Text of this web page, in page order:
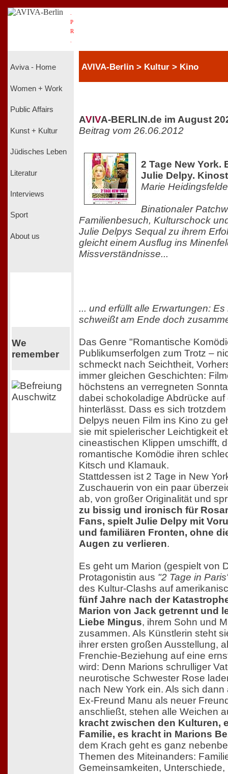
P
R
Aviva - Home
Women + Work
Public Affairs
Kunst + Kultur
Jüdisches Leben
Literatur
Interviews
Sport
About us
We
remember
AVIVA-Berlin > Kultur > Kino
AVIVA-BERLIN.de im August
Beitrag vom 26.06.2012
2 Tage New York.
Julie Delpy.
Marie
Binationaler
Familienbesuch, Kulturschock
Julie Delpys Sequal zu ihrem
gleicht einem Ausflug ins
Missverständnisse...
... und erfüllt alle Erwartungen:
schweißt am Ende doch
Das Genre "Romantische
Publikumserfolgen zum Trotz –
schmeckt nach Seichtheit,
immer gleichen Geschichten:
höchstens an verregneten
dabei schokoladige Abdrücke auf
hinterlässt. Dass es sich
Delpys neuen Film ins Kino zu
sie mit spielerischer Leichtigkeit
cineastischen Klippen umschifft,
romantische Komödie ihren
Kitsch und Klamauk.
Stattdessen ist 2 Tage in New
Zuschauerin von ein paar
ab, von großer Originalität und
zu bissig und ironisch für
Fans, spielt Julie Delpy mit
und familiären Fronten, ohne
Augen zu verlieren.
Es geht um Marion (gespielt von
Protagonistin aus "2 Tage in
des Kultur-Clashs auf
fünf Jahre nach der
Marion von Jack getrennt und
Liebe Mingus, ihrem Sohn und
zusammen. Als Künstlerin steht
ihrer ersten großen Ausstellung,
Frenchie-Beziehung auf eine
wird: Denn Marions schrulliger
neurotische Schwester Rose
nach New York ein. Als sich
Ex-Freund Manu als neuer
anschließt, stehen alle Weichen
kracht zwischen den Kulturen,
Familie, es kracht in Marions
dem Krach geht es ganz
Themen des Miteinanders:
Gemeinsamkeiten,